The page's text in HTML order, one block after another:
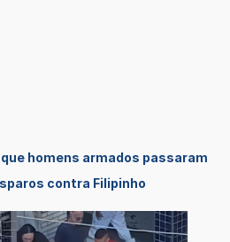
homens armados passaram
contra Filipinho